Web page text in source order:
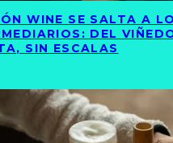
WINE SE SALTA A
DEL
SIN ESCALAS